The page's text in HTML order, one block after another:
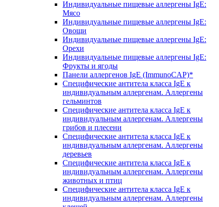
Индивидуальные пищевые аллергены IgE:
Мясо
Индивидуальные пищевые аллергены IgE:
Овощи
Индивидуальные пищевые аллергены IgE:
Орехи
Индивидуальные пищевые аллергены IgE:
Фрукты и ягоды
Панели аллергенов IgE (ImmunoCAP)*
Специфические антитела класса IgE к
индивидуальным аллергенам. Аллергены
гельминтов
Специфические антитела класса IgE к
индивидуальным аллергенам. Аллергены
грибов и плесени
Специфические антитела класса IgE к
индивидуальным аллергенам. Аллергены
деревьев
Специфические антитела класса IgE к
индивидуальным аллергенам. Аллергены
животных и птиц
Специфические антитела класса IgE к
индивидуальным аллергенам. Аллергены